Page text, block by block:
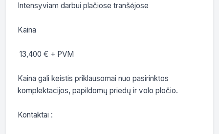
Intensyviam darbui plačiose tranšėjose
Kaina
Kaina gali keistis priklausomai nuo pasirinktos
komplektacijos, papildomų priedų ir volo pločio.
Kontaktai :